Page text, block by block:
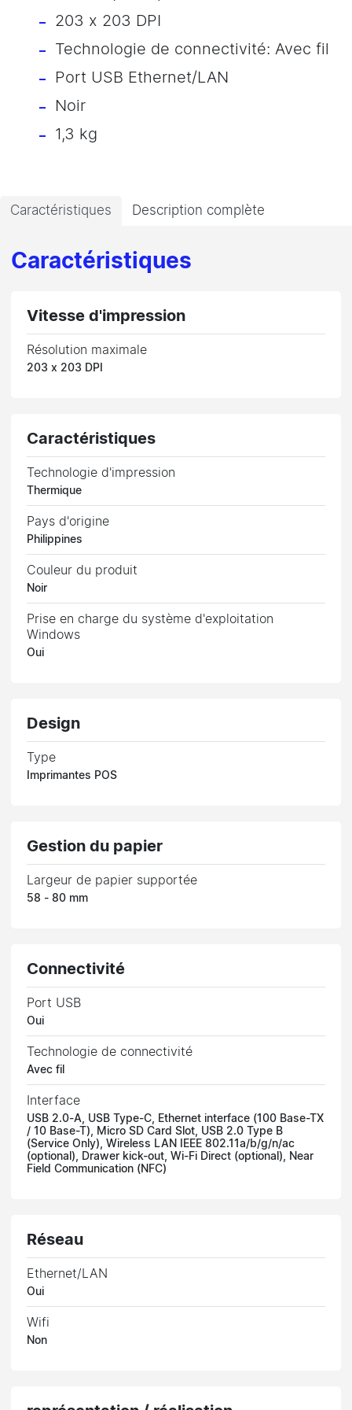
203 x 203 DPI
Technologie de connectivité: Avec fil
Port USB Ethernet/LAN
Noir
1,3 kg
Caractéristiques Description complète
Caractéristiques
Vitesse d'impression
Résolution maximale
203 x 203 DPI
Caractéristiques
Technologie d'impression
Thermique
Pays d'origine
Philippines
Couleur du produit
Noir
Prise en charge du système d'exploitation
Windows
Oui
Design
Type
Imprimantes POS
Gestion du papier
Largeur de papier supportée
58 - 80 mm
Connectivité
Port USB
Oui
Technologie de connectivité
Avec fil
Interface
USB 2.0-A, USB Type-C, Ethernet interface (100 Base-TX
/ 10 Base-T), Micro SD Card Slot, USB 2.0 Type B
(Service Only), Wireless LAN IEEE 802.11a/b/g/n/ac
(optional), Drawer kick-out, Wi-Fi Direct (optional), Near
Field Communication (NFC)
Réseau
Ethernet/LAN
Oui
Wifi
Non